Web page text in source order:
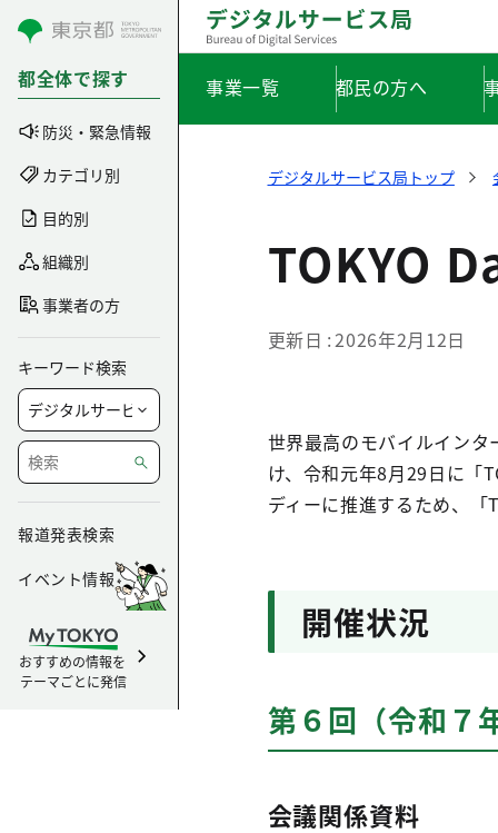
コンテンツにスキップ
都全体で探す
防災・緊急情報
カテゴリ別
目的別
組織別
事業者の方
キーワード検索
報道発表検索
イベント情報
おすすめの情報を
テーマごとに発信
事業一覧 都民の方へ
デジタルサービス局トップ
TOKYO
更新日 2026年2月12日
世界最高のモバイルイン
け、令和元年8月29日に「
ディーに推進するため、
開催状況
第６回（令和７
会議関係資料